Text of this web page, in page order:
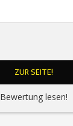
ZUR SEITE!
Bewertung lesen!